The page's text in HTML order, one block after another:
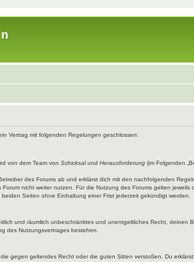
Vertrag mit folgenden Regelungen geschlossen:
von dem Team von Schicksal und Herausforderung (im Folgenden
des Forums ab und erklärst dich mit den nachfolgenden
nicht weiter nutzen. Für die Nutzung des Forums gelten jeweils
Seiten ohne Einhaltung einer Frist jederzeit gekündigt werden.
und räumlich unbeschränktes und unentgeltliches Recht, deinen
des Nutzungsvertrages bestehen.
gegen geltendes Recht oder die guten Sitten verstoßen. Du